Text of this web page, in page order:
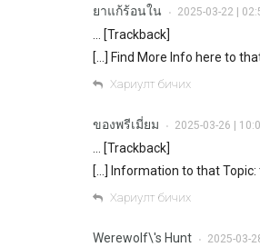
ยาแก้ร้อนใน • 2025-03-22 |
… [Trackback]
[…] Find More Info here to
Хариулт бичих
ของพรีเมี่ยม • 2025-03-26 |
… [Trackback]
[…] Information to that
Хариулт бичих
Werewolf\'s Hunt • 2025-03-